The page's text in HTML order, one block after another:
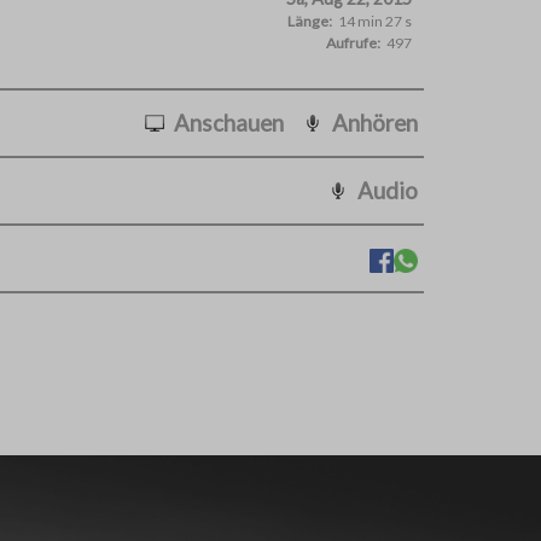
Länge: 14 min 27 s
Aufrufe: 497
Anschauen Anhören
Audio